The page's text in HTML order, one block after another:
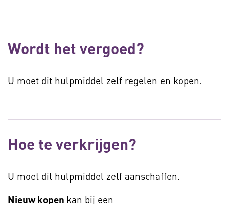
Wordt het vergoed?
U moet dit hulpmiddel zelf regelen en kopen.
Hoe te verkrijgen?
U moet dit hulpmiddel zelf aanschaffen.
Nieuw kopen kan bij een